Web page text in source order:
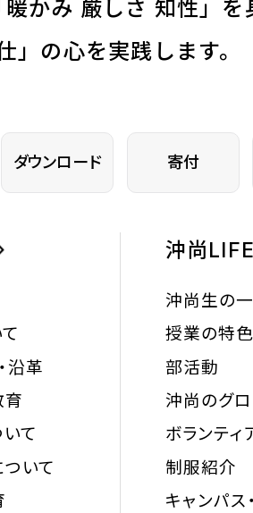
かみ 厳しさ 知性」を
」の心を実践します。
ダウンロード 寄付
沿革
育
て
いて
沖尚
沖尚生の
授業の特
部活動
沖尚のグ
ボランティ
制服紹介
キャンパス